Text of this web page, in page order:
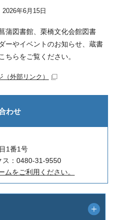
年6月15日
蒲図書館、栗橋文化会館図書
ーやイベントのお知らせ、蔵書
ちらをご覧ください。
（外部リンク）
わせ
1番1号
：0480-31-9550
ムをご利用ください。